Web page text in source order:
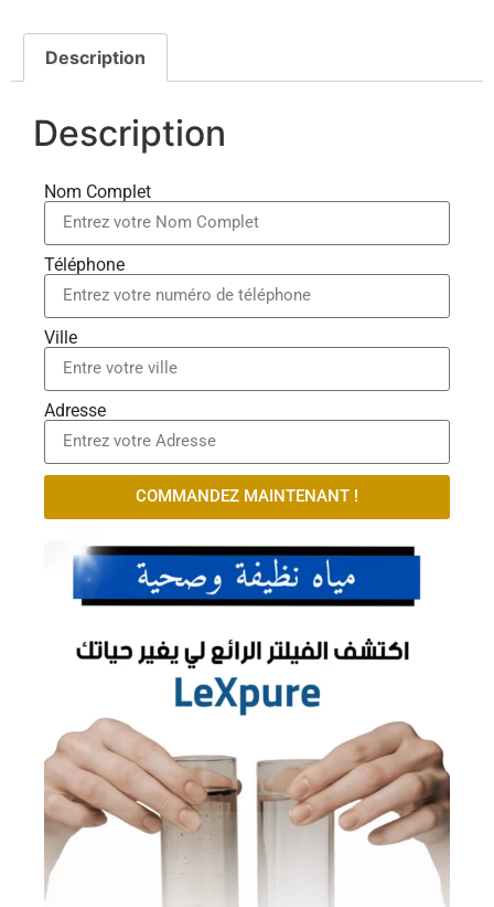
Description
Description
Nom Complet
Téléphone
Ville
Adresse
COMMANDEZ MAINTENANT !